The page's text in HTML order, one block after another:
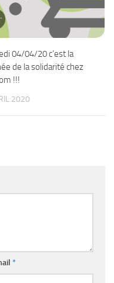
04/04/20 c’est la
de la solidarité chez
!!!
2020
*